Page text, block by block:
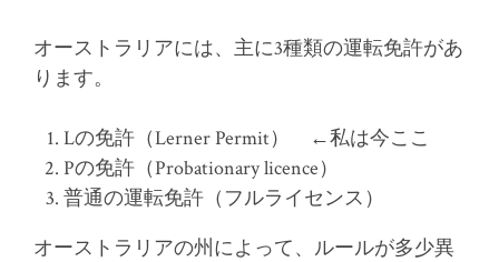
オーストラリアには、主に3種類の運転免許があ
ります。
Lの免許（Lerner Permit） ←私は今ここ
Pの免許（Probationary licence）
普通の運転免許（フルライセンス）
オーストラリアの州によって、ルールが多少異